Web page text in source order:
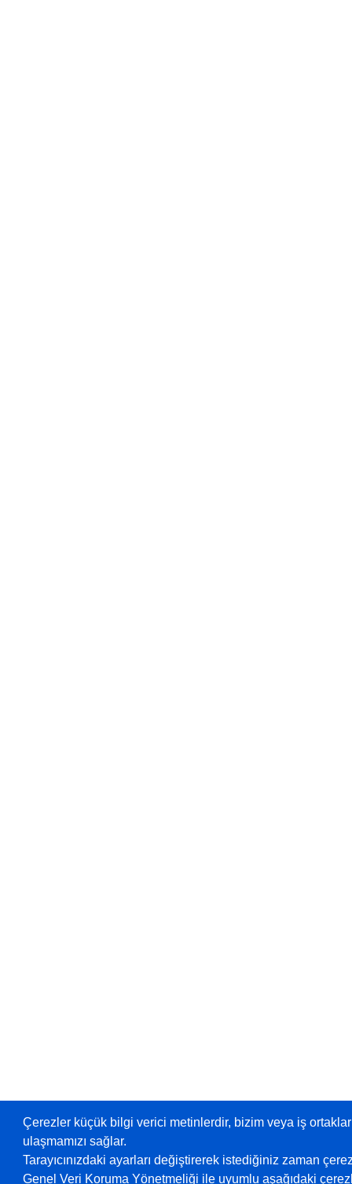
Çerezler küçük bilgi verici metinlerdir, bizim veya iş
ulaşmamızı sağlar.
Tarayıcınızdaki ayarları değiştirerek istediğiniz zaman
Genel Veri Koruma Yönetmeliği ile uyumlu aşağıdaki